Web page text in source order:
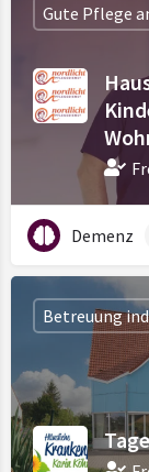
Gute Pflege
Demenz
Betreuung